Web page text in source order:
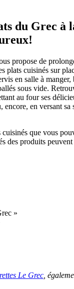
du Grec à
propose de
plats cuisinés sur
en salle à manger,
sous vide.
au four ses
en versant sa
que vous
des produits
»
Le Grec ,